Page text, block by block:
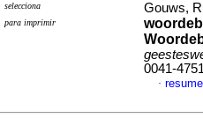
selecciona
para imprimir
Gouws,
0041-
·